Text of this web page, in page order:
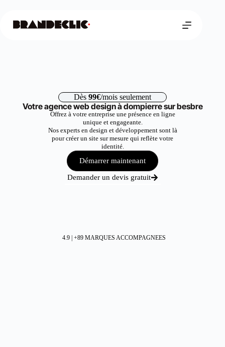
Dès 99€/mois seulement
Votre agence web design à dompierre sur besbre
Offrez à votre entreprise une présence en ligne
unique et engageante.
Nos experts en design et développement sont là
pour créer un site sur mesure qui reflète votre
identité.
Démarrer maintenant
Demander un devis gratuit
4.9 | +89 MARQUES ACCOMPAGNEES